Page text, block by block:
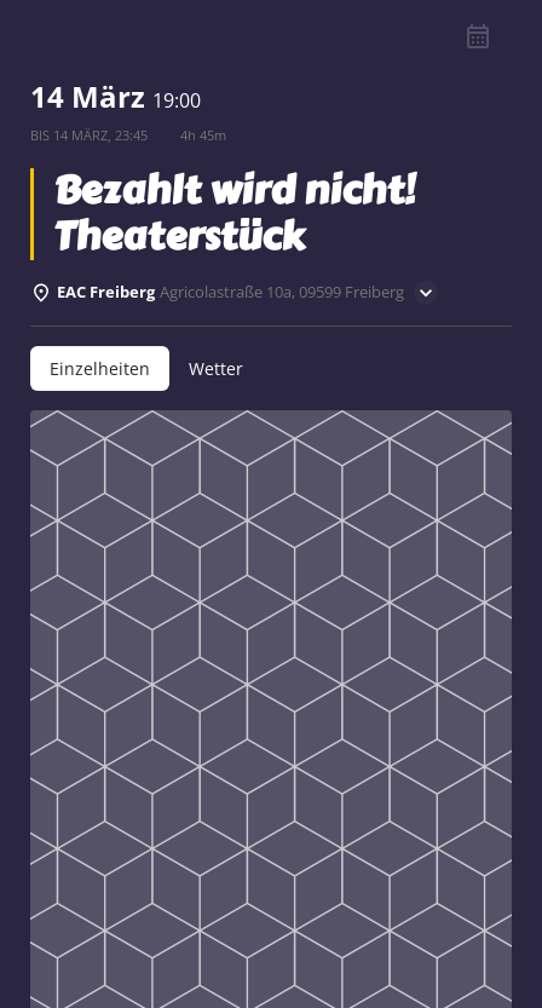
14 März 19:00
BIS 14 MÄRZ, 23:45 4h 45m
Bezahlt wird nicht!
Theaterstück
EAC Freiberg Agricolastraße 10a, 09599 Freiberg
Einzelheiten Wetter